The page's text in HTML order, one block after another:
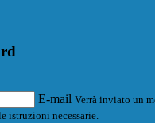
E-mail Verrà inviato un
istruzioni necessarie.